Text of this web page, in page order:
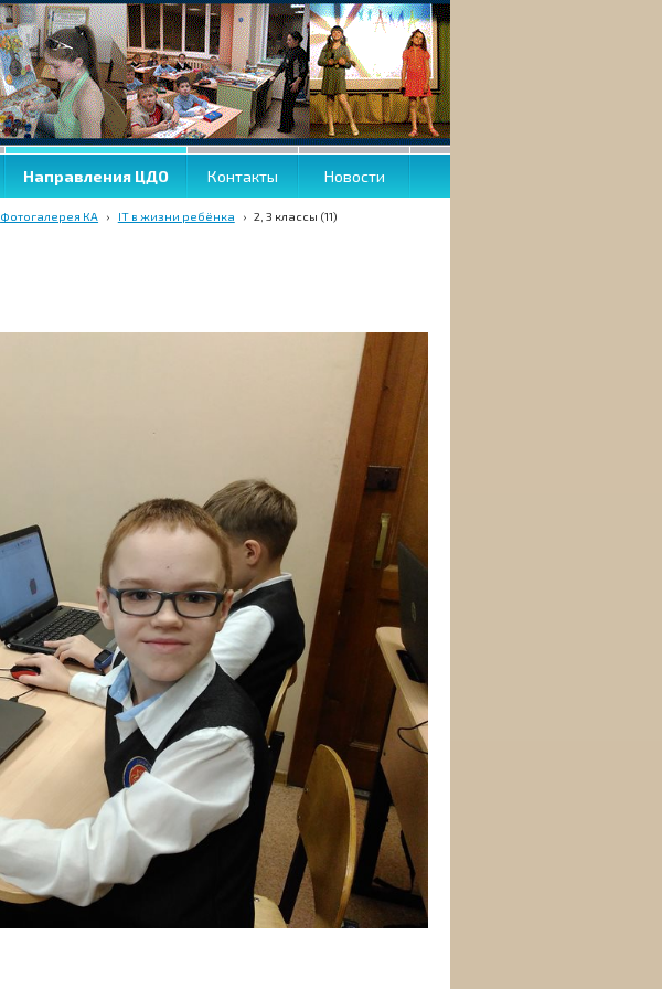
Направления ЦДО Контакты Новости
Фотогалерея КА › IT в жизни ребёнка › 2, 3 классы (11)